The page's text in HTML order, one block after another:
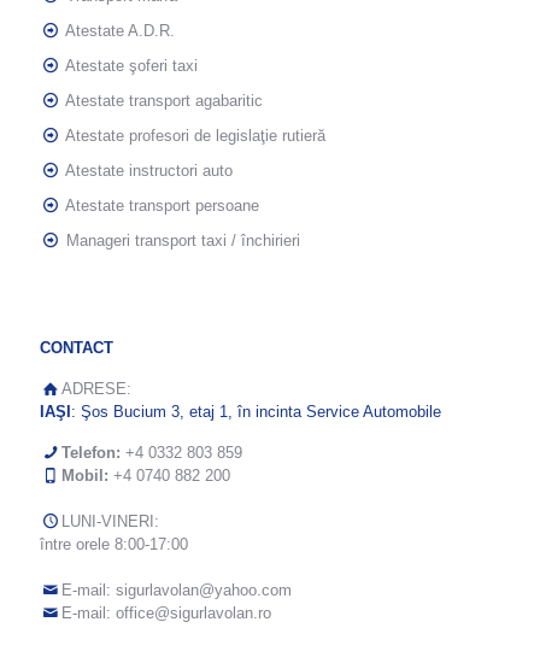
Atestate A.D.R.
Atestate şoferi taxi
Atestate transport agabaritic
Atestate profesori de legislaţie rutieră
Atestate instructori auto
Atestate transport persoane
Manageri transport taxi / închirieri
CONTACT
ADRESE:
IAŞI : Şos Bucium 3, etaj 1, în incinta Service Automobile
Telefon: +4 0332 803 859
Mobil: +4 0740 882 200
LUNI-VINERI:
între orele 8:00-17:00
E-mail:sigurlavolan@yahoo.com
E-mail:office@sigurlavolan.ro